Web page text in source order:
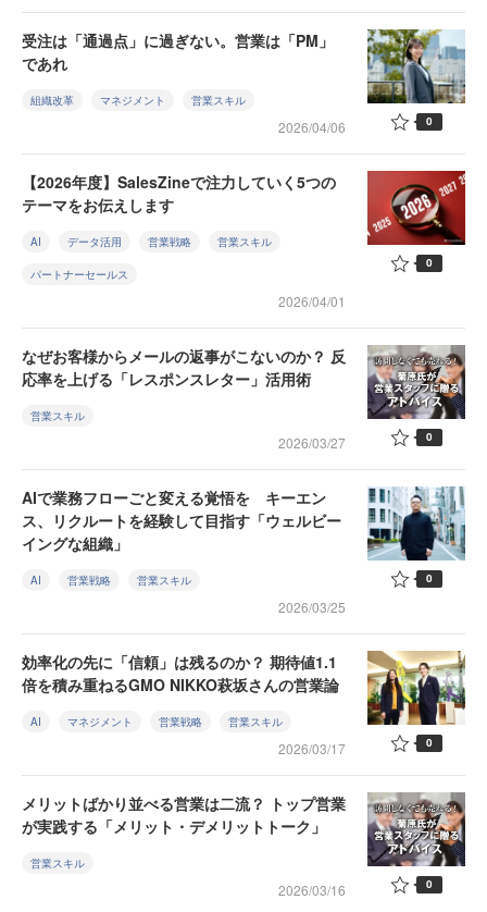
受注は「通過点」に過ぎない。営業は「PM」
であれ
組織改革 マネジメント 営業スキル
2026/04/06 0
【2026年度】SalesZineで注力していく5つの
テーマをお伝えします
AI データ活用 営業戦略 営業スキル
パートナーセールス
2026/04/01
0
なぜお客様からメールの返事がこないのか？ 反
応率を上げる「レスポンスレター」活用術
営業スキル
2026/03/27 0
AIで業務フローごと変える覚悟を キーエン
ス、リクルートを経験して目指す「ウェルビー
イングな組織」
AI 営業戦略 営業スキル
2026/03/25
0
効率化の先に「信頼」は残るのか？ 期待値1.1
倍を積み重ねるGMO NIKKO萩坂さんの営業論
AI マネジメント 営業戦略 営業スキル
2026/03/17 0
メリットばかり並べる営業は二流？ トップ営業
が実践する「メリット・デメリットトーク」
営業スキル
2026/03/16 0